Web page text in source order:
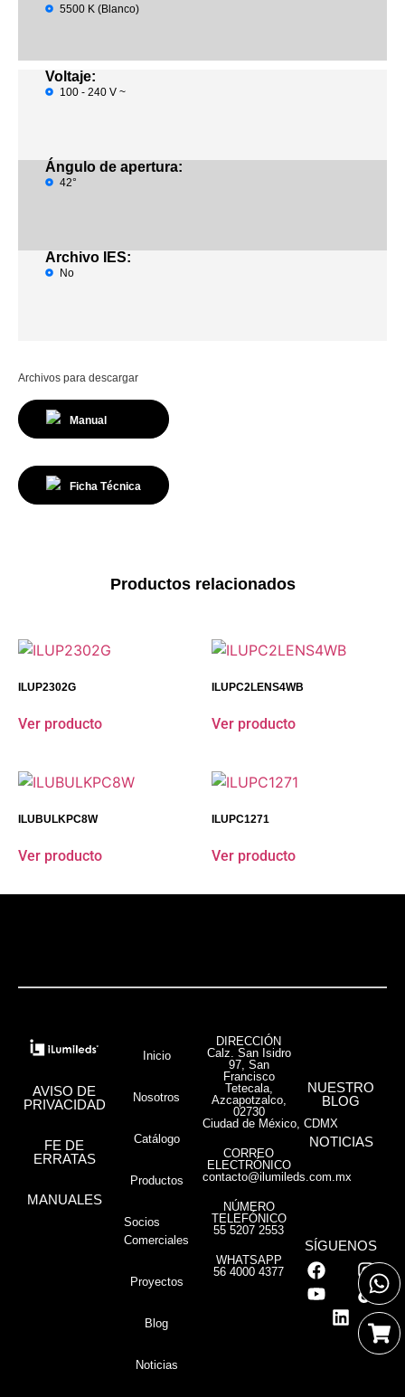
5500 K (Blanco)
Voltaje:
100 - 240 V ~
Ángulo de apertura:
42°
Archivo IES:
No
Archivos para descargar
Manual
Ficha Técnica
Productos relacionados
ILUP2302G
Ver producto
ILUPC2LENS4WB
Ver producto
ILUBULKPC8W
Ver producto
ILUPC1271
Ver producto
AVISO DE
PRIVACIDAD
FE DE
ERRATAS
MANUALES
Inicio
Nosotros
Catálogo
Productos
Socios
Comerciales
Proyectos
Blog
Noticias
DIRECCIÓN
Calz. San Isidro
97, San
Francisco
Tetecala,
Azcapotzalco,
02730
Ciudad de México, CDMX
CORREO
ELECTRÓNICO
contacto@ilumileds.com.mx
NÚMERO
TELEFÓNICO
55 5207 2553
WHATSAPP
56 4000 4377
NUESTRO
BLOG
NOTICIAS
SÍGUENOS